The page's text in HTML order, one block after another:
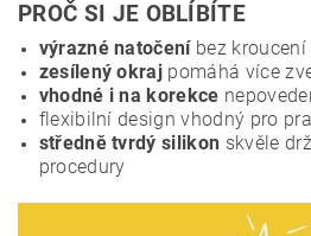
PROČ SI JE OBLÍBÍTE
výrazné natočeníbez kroucení
zesílený okraj pomáhá více
vhodné i na korekce
flexibilní design vhodný pro
středně tvrdý silikon skvěle
procedury